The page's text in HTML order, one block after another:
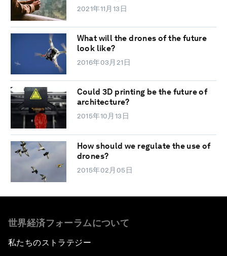
2021年11月13日
What will the drones of the future
look like?
2016年03月21日
Could 3D printing be the future of
architecture?
2015年10月13日
How should we regulate the use of
drones?
2015年02月05日
世界経済フォーラムについて
私たちのストラテジー